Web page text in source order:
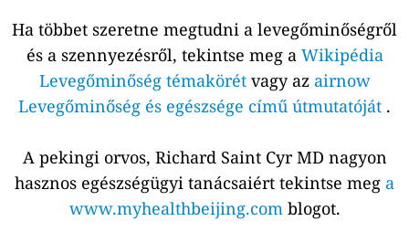
Ha többet szeretne megtudni a levegőminőségről
és a szennyezésről, tekintse meg a Wikipédia
Levegőminőség témakörétvagy az airnow
Levegőminőség és egészsége című útmutatóját .
A pekingi orvos, Richard Saint Cyr MD nagyon
hasznos egészségügyi tanácsaiért tekintse meg a
www.myhealthbeijing.comblogot.